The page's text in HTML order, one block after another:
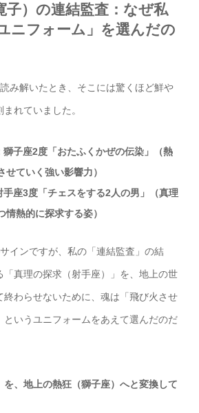
子）の連結監査：なぜ私
ニフォーム」を選んだの
み解いたとき、そこには驚くほど鮮や
れていました。
獅子座2度「おたふくかぜの伝染」（熱
せていく強い影響力）
手座3度「チェスをする2人の男」（真理
情熱的に探求する姿）
インですが、私の「連結監査」の結
「真理の探求（射手座）」を、地上の世
終わらせないために、魂は「飛び火させ
というユニフォームをあえて選んだのだ
を、地上の熱狂（獅子座）へと変換して